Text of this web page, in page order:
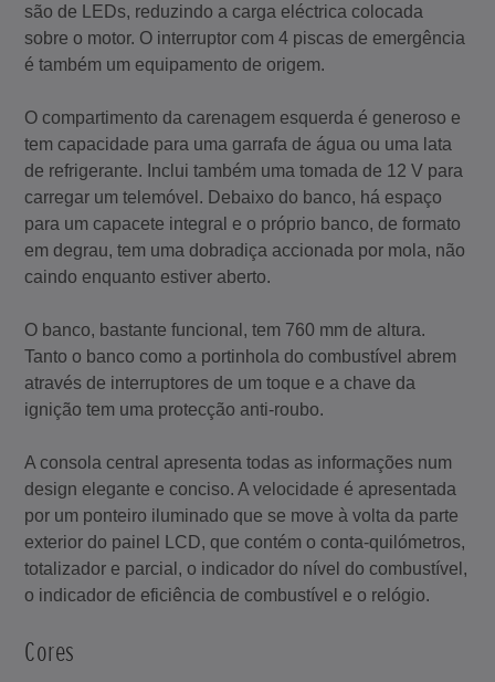
são de LEDs, reduzindo a carga eléctrica colocada
sobre o motor. O interruptor com 4 piscas de emergência
é também um equipamento de origem.
O compartimento da carenagem esquerda é generoso e
tem capacidade para uma garrafa de água ou uma lata
de refrigerante. Inclui também uma tomada de 12 V para
carregar um telemóvel. Debaixo do banco, há espaço
para um capacete integral e o próprio banco, de formato
em degrau, tem uma dobradiça accionada por mola, não
caindo enquanto estiver aberto.
O banco, bastante funcional, tem 760 mm de altura.
Tanto o banco como a portinhola do combustível abrem
através de interruptores de um toque e a chave da
ignição tem uma protecção anti-roubo.
A consola central apresenta todas as informações num
design elegante e conciso. A velocidade é apresentada
por um ponteiro iluminado que se move à volta da parte
exterior do painel LCD, que contém o conta-quilómetros,
totalizador e parcial, o indicador do nível do combustível,
o indicador de eficiência de combustível e o relógio.
Cores